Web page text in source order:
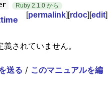
Ruby 2.1.0 から
[permalink][rdoc][edit]
されていません。
送る / このマニュアルを編